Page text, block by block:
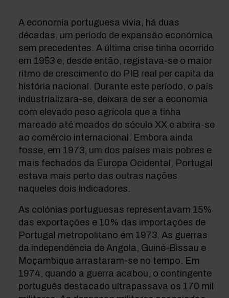
A economia portuguesa vivia, há duas
décadas, um período de expansão económica
sem precedentes. A última crise tinha ocorrido
em 1953 e, desde então, registava-se o maior
ritmo de crescimento do PIB real per capita da
história nacional. Durante este período, o país
industrializara-se, deixara de ser a economia
com elevado peso agrícola que a tinha
marcado até meados do século XX e abrira-se
ao comércio internacional. Embora ainda
fosse, em 1973, um dos países mais pobres e
mais fechados da Europa Ocidental, Portugal
estava mais perto das outras nações
naqueles dois indicadores.
As colónias portuguesas representavam 15%
das exportações e 10% das importações de
Portugal metropolitano em 1973. As guerras
da independência de Angola, Guiné-Bissau e
Moçambique arrastaram-se no tempo. Em
1974, quando a guerra acabou, o contingente
português destacado ultrapassava os 170 mil